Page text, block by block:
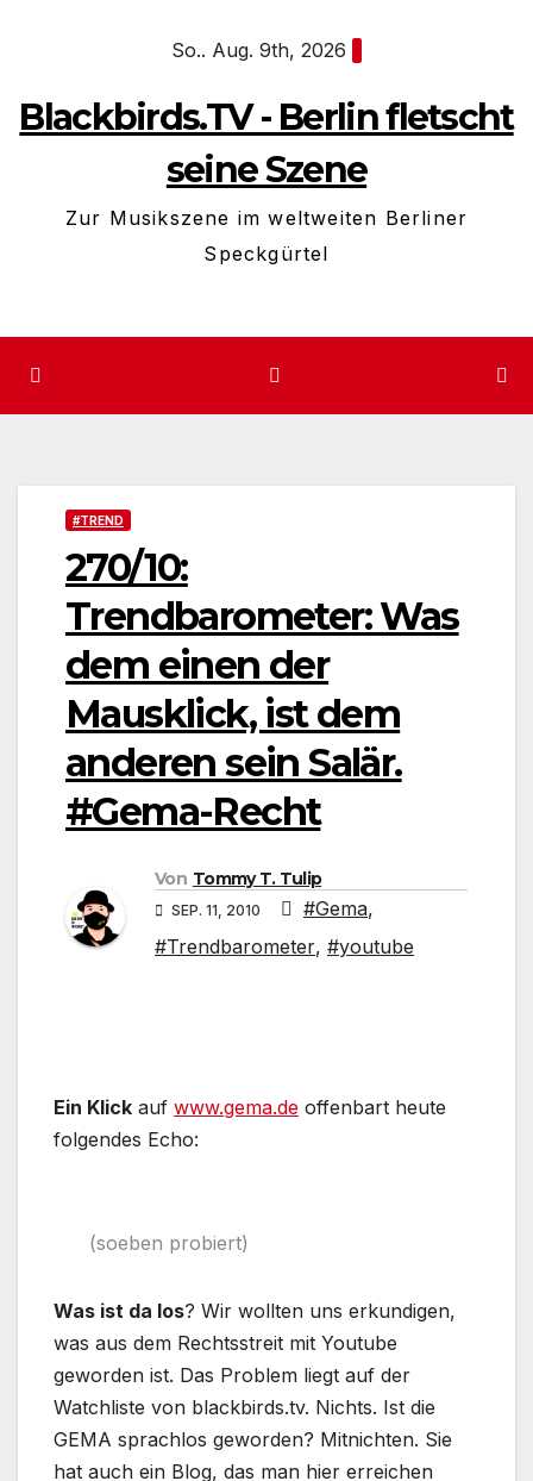
So.. Aug. 9th, 2026
Blackbirds.TV - Berlin fletscht
seine Szene
Zur Musikszene im weltweiten Berliner
Speckgürtel
#TREND
270/10:
Trendbarometer: Was
dem einen der
Mausklick, ist dem
anderen sein Salär.
#Gema-Recht
Von Tommy T. Tulip
SEP. 11, 2010 #Gema,
#Trendbarometer, #youtube
Ein Klick auf www.gema.de offenbart heute
folgendes Echo:
(soeben probiert)
Was ist da los? Wir wollten uns erkundigen,
was aus dem Rechtsstreit mit Youtube
geworden ist. Das Problem liegt auf der
Watchliste von blackbirds.tv. Nichts. Ist die
GEMA sprachlos geworden? Mitnichten. Sie
hat auch ein Blog, das man hier erreichen